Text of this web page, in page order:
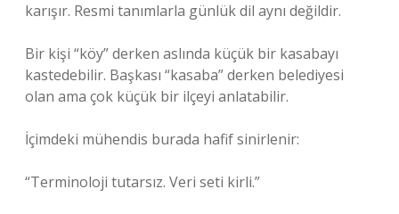
karışır. Resmi tanımlarla günlük dil aynı değildir.
Bir kişi “köy” derken aslında küçük bir kasabayı
kastedebilir. Başkası “kasaba” derken belediyesi
olan ama çok küçük bir ilçeyi anlatabilir.
İçimdeki mühendis burada hafif sinirlenir:
“Terminoloji tutarsız. Veri seti kirli.”